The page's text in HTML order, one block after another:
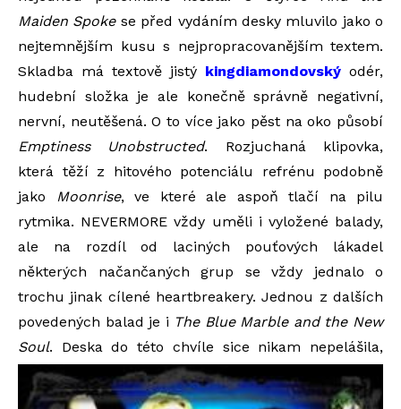
Maiden Spokese před vydáním desky mluvilo jako o
nejtemnějším kusu s nejpropracovanějším textem.
Skladba má textově jistý kingdiamondovský odér,
hudební složka je ale konečně správně negativní,
nervní, neutěšená. O to více jako pěst na oko působí
Emptiness Unobstructed. Rozjuchaná klipovka,
která těží z hitového potenciálu refrénu podobně
jako
Moonrise, ve které ale aspoň tlačí na pilu
rytmika. NEVERMORE vždy uměli i vyložené balady,
ale na rozdíl od laciných pouťových lákadel
některých načančaných grup se vždy jednalo o
trochu jinak cílené heartbreakery. Jednou z dalších
povedených balad je i The Blue Marble and the New
Soul. Deska do této chvíle sice nikam nepelášila,